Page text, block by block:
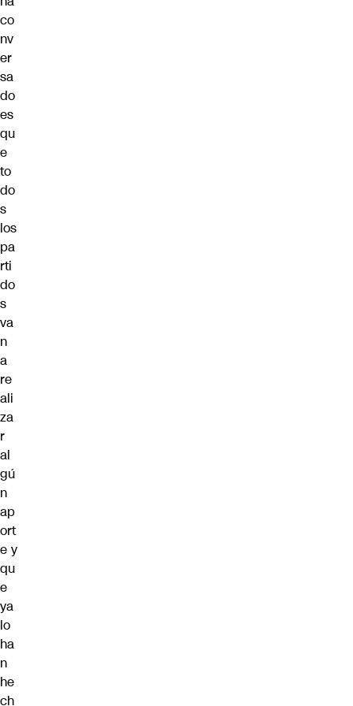
co
nv
er
sa
do
es
qu
e
to
do
s
los
pa
rti
do
s
va
n
a
re
ali
za
r
al
gú
n
ap
ort
e y
qu
e
ya
lo
ha
n
he
ch